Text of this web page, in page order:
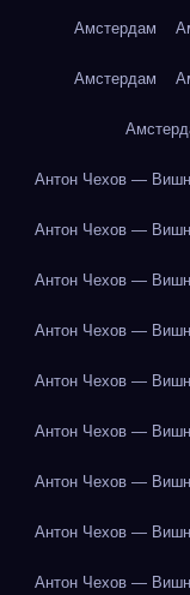
Амстердам
Амстердам
Антон Чехов —
Антон Чехов —
Антон Чехов —
Антон Чехов —
Антон Чехов —
Антон Чехов —
Антон Чехов —
Антон Чехов —
Антон Чехов —